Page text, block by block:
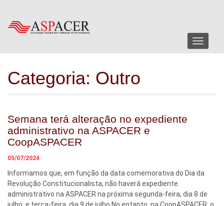
Menu
Categoria: Outro
Semana terá alteração no expediente
administrativo na ASPACER e
CoopASPACER
05/07/2024
Informamos que, em função da data comemorativa do Dia da
Revolução Constitucionalista, não haverá expediente
administrativo na ASPACER na próxima segunda-feira, dia 8 de